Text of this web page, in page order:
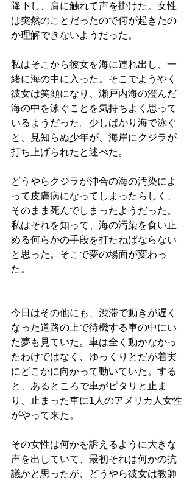
降下し、肩に触れて声を掛けた。女性
は突然のことだったので何が起きたの
か理解できないようだった。
私はそこから彼女を海に連れ出し、一
緒に海の中に入った。そこでようやく
彼女は笑顔になり、瀬戸内海の澄んだ
海の中を泳ぐことを気持ちよく思って
いるようだった。少しばかり海で泳ぐ
と、見知らぬ少年が、海岸にクジラが
打ち上げられたと述べた。
どうやらクジラが沖合の海の汚染によ
って皮膚病になってしまったらしく、
そのまま死んでしまったようだった。
私はそれを知って、海の汚染を食い止
める何らかの手段を打たねばならない
と思った。そこで夢の場面が変わっ
た。
今日はその他にも、渋滞で動きが遅く
なった道路の上で待機する車の中にい
た夢も見ていた。車は全く動かなかっ
たわけではなく、ゆっくりとだが着実
にどこかに向かって動いていた。する
と、あるところで車がピタリと止ま
り、止まった車に1人のアメリカ人女性
がやって来た。
その女性は何かを訴えるように大きな
声を出していて、最初それは何かの抗
議かと思ったが、どうやら彼女は教師